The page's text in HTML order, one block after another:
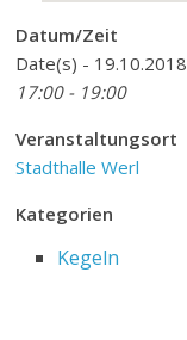
Datum/Zeit
Date(s) - 19.10.2018
17:00 - 19:00
Veranstaltungsort
Stadthalle Werl
Kategorien
Kegeln